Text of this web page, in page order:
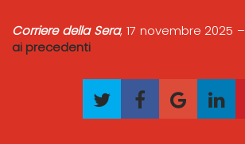
Corriere della Sera, 17 novembre 2025 –
ai precedenti